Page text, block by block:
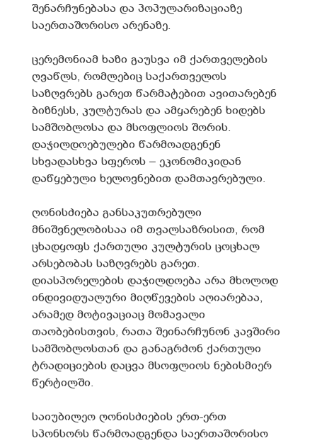
შენარჩუნებასა და პოპულარიზაციაზე
საერთაშორისო არენაზე.
ცერემონიამ ხაზი გაუსვა იმ ქართველების
ღვაწლს, რომლებიც საქართველოს
საზღვრებს გარეთ წარმატებით ავითარებენ
ბიზნესს, კულტურას და ამყარებენ ხიდებს
სამშობლოსა და მსოფლიოს შორის.
დაჯილდოებულები წარმოადგენენ
სხვადასხვა სფეროს – ეკონომიკიდან
დაწყებული ხელოვნებით დამთავრებული.
ღონისძიება განსაკუთრებული
მნიშვნელობისაა იმ თვალსაზრისით, რომ
ცხადყოფს ქართული კულტურის ცოცხალ
არსებობას საზღვრებს გარეთ.
დიასპორელების დაჯილდოება არა მხოლოდ
ინდივიდუალური მიღწევების აღიარებაა,
არამედ მოტივაციაც მომავალი
თაობებისთვის, რათა შეინარჩუნონ კავშირი
სამშობლოსთან და განაგრძონ ქართული
ტრადიციების დაცვა მსოფლიოს ნებისმიერ
წერტილში.
საიუბილეო ღონისძიების ერთ-ერთ
სპონსორს წარმოადგენდა საერთაშორისო